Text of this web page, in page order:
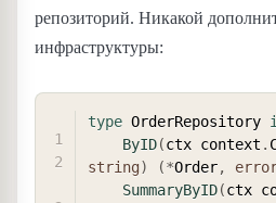
репозиторий. Никакой
инфраструктуры:
type OrderRepository
ByID(ctx context .
string) (*Order,
SummaryByID(ctx